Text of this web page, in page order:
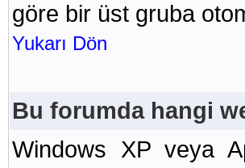
göre bir üst gruba
Yukarı Dön
Bu forumda hangi
Windows XP veya